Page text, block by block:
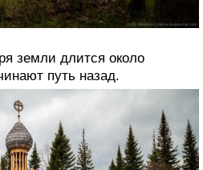
земли длится около
путь назад.